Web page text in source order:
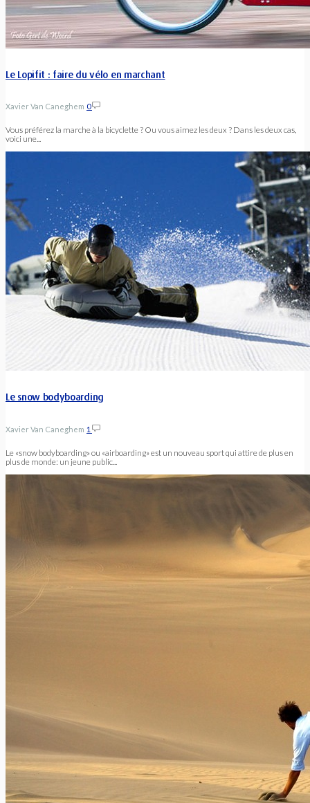
Le Lopifit : faire du vélo en marchant
Xavier Van Caneghem 0
Vous préférez la marche à la bicyclette ? Ou vous aimez les deux ? Dans les deux cas,
voici une...
Le snow bodyboarding
Xavier Van Caneghem 1
Le «snow bodyboarding» ou «airboarding» est un nouveau sport qui attire de plus en
plus de monde: un jeune public...